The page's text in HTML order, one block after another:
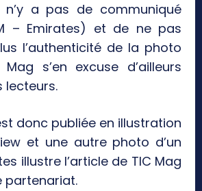
n’y a pas de communiqué
– Emirates) et de ne pas
l’authenticité de la photo
s’en excuse d’ailleurs
lecteurs.
donc publiée en illustration
et une autre photo d’un
illustre l’article de TIC Mag
partenariat.